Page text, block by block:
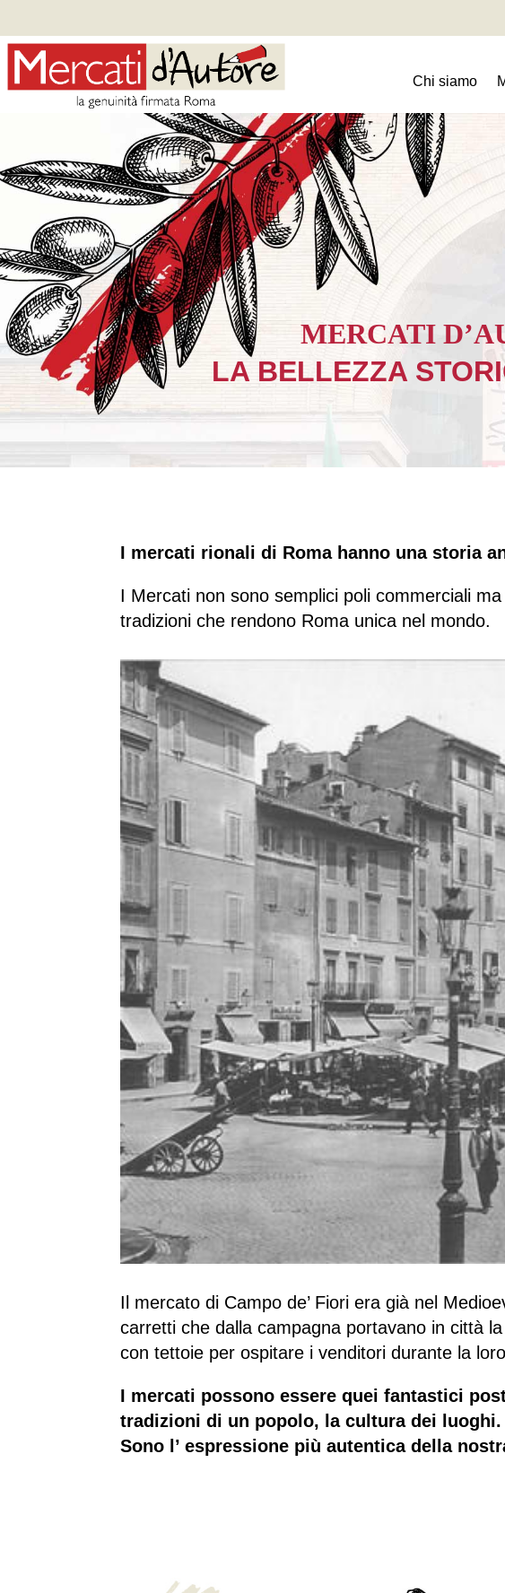
Chi siamo
MERCATI
LA BELLEZZA
I mercati rionali di Roma hanno una storia
I Mercati non sono semplici poli commerciali
tradizioni che rendono Roma unica nel mondo.
Il mercato di Campo de’ Fiori era già nel
carretti che dalla campagna portavano in città
con tettoie per ospitare i venditori durante la
I mercati possono essere quei fantastici
tradizioni di un popolo, la cultura dei luoghi.
Sono l’ espressione più autentica della